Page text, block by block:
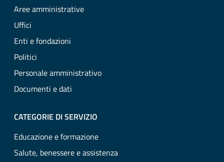
Aree amministrative
Uffici
Enti e fondazioni
Politici
Personale amministrativo
Documenti e dati
CATEGORIE DI SERVIZIO
Educazione e formazione
Salute, benessere e assistenza